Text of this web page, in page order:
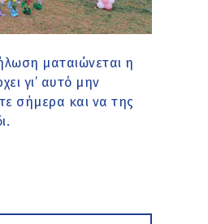
ματαιώνεται η
γι’ αυτό μην
σήμερα και να της